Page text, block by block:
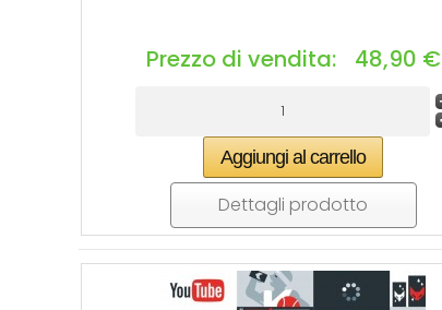
Prezzo di vendita: 48,90 €
Dettagli prodotto